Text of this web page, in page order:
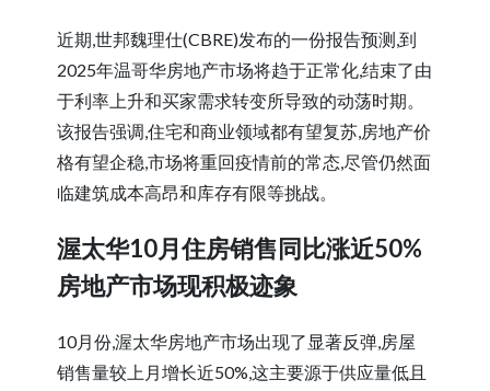
近期,世邦魏理仕(CBRE)发布的一份报告预测,到
2025年温哥华房地产市场将趋于正常化,结束了由
于利率上升和买家需求转变所导致的动荡时期。
该报告强调,住宅和商业领域都有望复苏,房地产价
格有望企稳,市场将重回疫情前的常态,尽管仍然面
临建筑成本高昂和库存有限等挑战。
渥太华10月住房销售同比涨近50%
房地产市场现积极迹象
10月份,渥太华房地产市场出现了显著反弹,房屋
销售量较上月增长近50%,这主要源于供应量低且